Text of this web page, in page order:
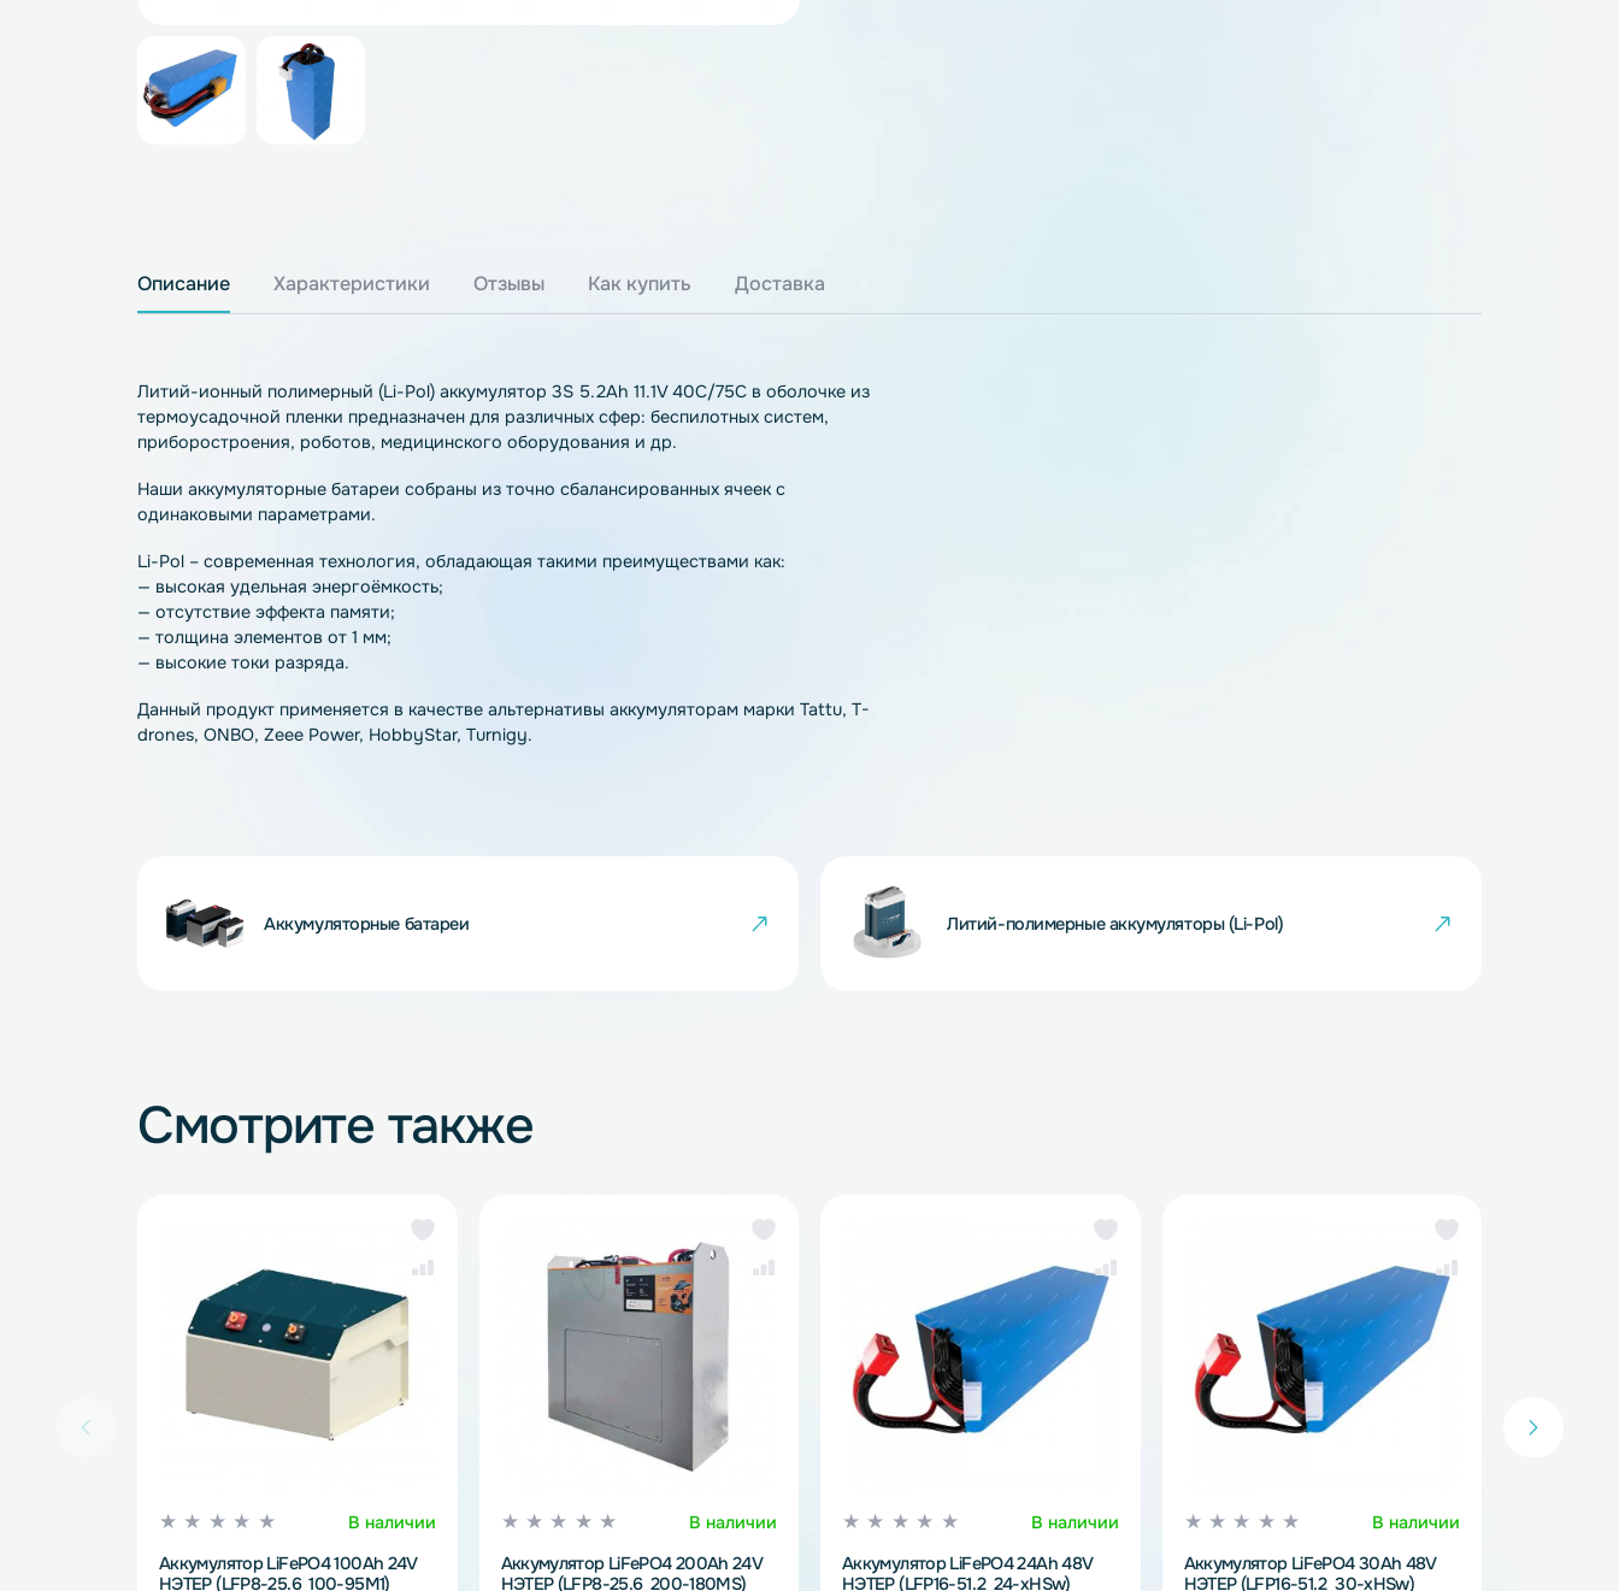
Описание Характеристики Отзывы Как купить Доставка
Литий-ионный полимерный (Li-Pol) аккумулятор 3S 5.2Ah 11.1V 40C/75C в оболочке из
термоусадочной пленки предназначен для различных сфер: беспилотных систем,
приборостроения, роботов, медицинского оборудования и др.
Наши аккумуляторные батареи собраны из точно сбалансированных ячеек с
одинаковыми параметрами.
Li-Pol – современная технология, обладающая такими преимуществами как:
— высокая удельная энергоёмкость;
drones, ONBO, Zeee Power, HobbyStar, Turnigy.
Аккумуляторные батареи
Смотрите также